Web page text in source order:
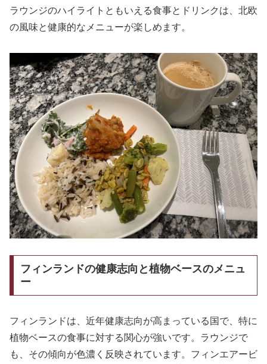
ラウンジのハイライトともいえる食事とドリンクは、北欧
の風味と健康的なメニューが楽しめます。
フィンランドの健康志向と植物ベースのメニュ
ー
フィンランドは、近年健康志向が高まっている国で、特に
植物ベースの食事に対する関心が強いです。ラウンジで
も、その傾向が色濃く反映されています。フィンエアービ